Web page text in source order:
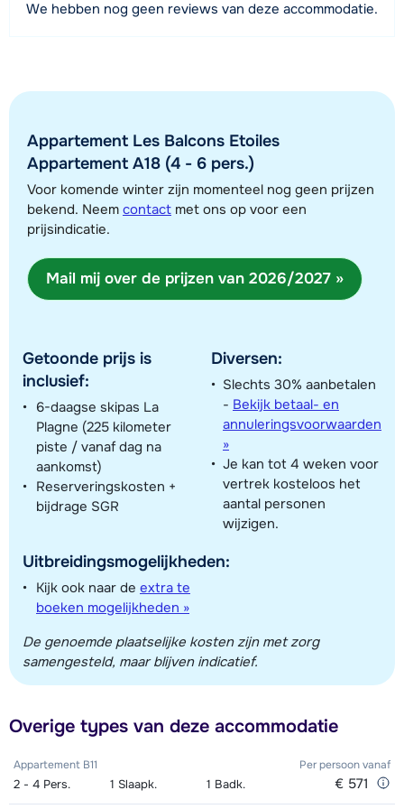
20 meter
Afstand tot skibushalte
Bekijk kaart
Toon alle accommodaties in dit gebied
Deze kaart geeft een indicatie van de ligging van onze accommodaties. De
exacte locatie kan enigszins afwijken.
We hebben nog geen reviews van deze accommodatie.
Appartement Les Balcons Etoiles
Appartement A18 (4 - 6 pers.)
Voor komende winter zijn momenteel nog geen prijzen
bekend. Neem contact met ons op voor een
prijsindicatie.
Mail mij over de prijzen van 2026/2027 »
Getoonde prijs is
inclusief:
6-daagse skipas La
Plagne (225 kilometer
piste / vanaf dag na
aankomst)
Reserveringskosten +
bijdrage SGR
Uitbreidingsmogelijkheden:
Kijk ook naar de extra te
boeken mogelijkheden »
Diversen:
Slechts 30% aanbetalen
- Bekijk betaal- en
annuleringsvoorwaarden
»
Je kan tot 4 weken voor
vertrek kosteloos het
aantal personen
wijzigen.
De genoemde plaatselijke kosten zijn met zorg
samengesteld, maar blijven indicatief.
Overige types van deze accommodatie
Appartement B11 Per persoonvanaf
2 - 4 Pers. 1 Slaapk. 1 Badk. € 571